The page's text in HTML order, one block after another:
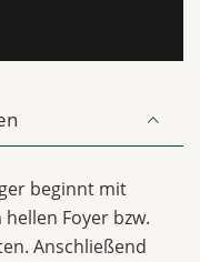
beginnt mit
Foyer bzw.
Anschließend